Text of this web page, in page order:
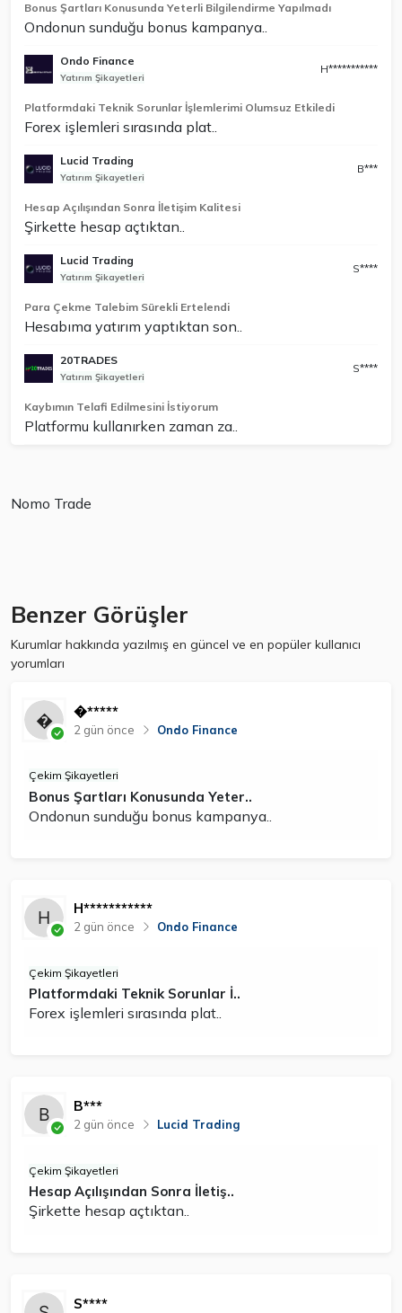
Bonus Şartları Konusunda Yeterli Bilgilendirme Yapılmadı
Ondonun sunduğu bonus kampanya..
Ondo Finance
Yatırım Şikayetleri
H***********
Platformdaki Teknik Sorunlar İşlemlerimi Olumsuz Etkiledi
Forex işlemleri sırasında plat..
Lucid Trading
Yatırım Şikayetleri
B***
Hesap Açılışından Sonra İletişim Kalitesi
Şirkette hesap açtıktan..
Lucid Trading
Yatırım Şikayetleri
S****
Para Çekme Talebim Sürekli Ertelendi
Hesabıma yatırım yaptıktan son..
20TRADES
Yatırım Şikayetleri
S****
Kaybımın Telafi Edilmesini İstiyorum
Platformu kullanırken zaman za..
Nomo Trade
Benzer Görüşler
Kurumlar hakkında yazılmış en güncel ve en popüler kullanıcı
yorumları
�*****
2 gün önce Ondo Finance
Çekim Şikayetleri
Bonus Şartları Konusunda Yeter..
Ondonun sunduğu bonus kampanya..
H***********
2 gün önce Ondo Finance
Çekim Şikayetleri
Platformdaki Teknik Sorunlar İ..
Forex işlemleri sırasında plat..
B***
2 gün önce Lucid Trading
Çekim Şikayetleri
Hesap Açılışından Sonra İletiş..
Şirkette hesap açtıktan..
S****